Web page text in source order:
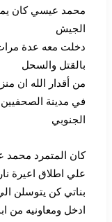
محمد عيسي كان
الجيش
دخلت معه عدة
بالقتل والسحل
من أقدار الله ان
في مدينة
الجنوبي
كان المتمرد محمد
علي اطلاق اعيرة
بناتي كن يتوسلن
ادخل ومعاونيه من